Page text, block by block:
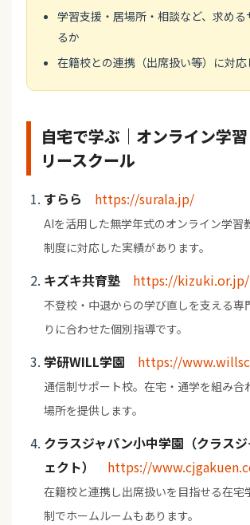
学習支援・居場所・相談など、求める
るか
在籍校との連携（出席扱い等）に対
自宅で学ぶ｜オンライン学
リースクール
すらら https://surala.jp/
AIを活用した無学年式のオンライン学習
制度に対応した実績があります。
キズキ共育塾 https://kizuki.or.jp/
不登校・中退からの学び直しを支える専
りに合わせた個別指導です。
学研WILL学園 https://
通信制サポート校。在宅・通学を組み合
場所を提供します。
クラスジャパン小中学園（クラス
ェクト）
https://
在籍校と連携し出席扱いを目指せる在宅
制でホームルームもあります。